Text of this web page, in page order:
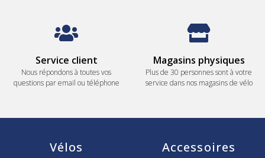
Service client
Nous répondons à toutes vos
questions par email ou téléphone
Magasins physiques
Plus de 30 personnes sont à votre
service dans nos magasins de vélo
Vélos Accessoires